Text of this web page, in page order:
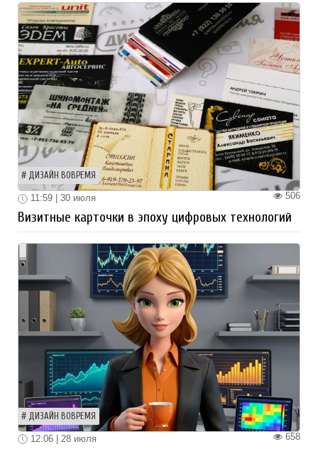
ДИЗАЙН ВОВРЕМЯ
506
11:59 | 30 июля
Визитные карточки в эпоху цифровых технологий
ДИЗАЙН ВОВРЕМЯ
658
12:06 | 28 июля